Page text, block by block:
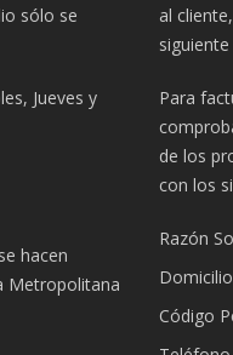
sólo se
Jueves y
hacen
Metropolitana
al
Para
de los
con los
Razón
Código